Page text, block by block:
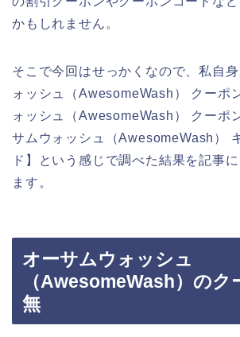
かもしれません。
そこで今回はせっかくなので、私自
ォッシュ（AwesomeWash） クーポ
ォッシュ（AwesomeWash） クーポ
サムウォッシュ（AwesomeWash）
ド】という感じで調べた結果を記事
ます。
オーサムウォッシュ
（AwesomeWash）のク
無